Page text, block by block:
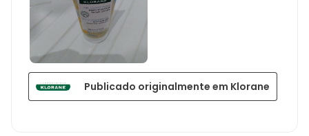
Publicado originalmente em Klorane